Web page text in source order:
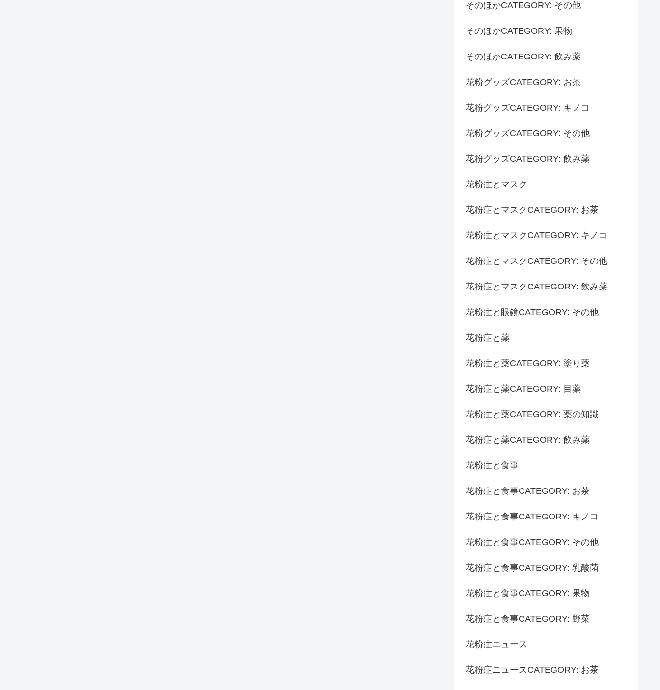
そのほかCATEGORY: その他
そのほかCATEGORY: 果物
そのほかCATEGORY: 飲み薬
花粉グッズCATEGORY: お茶
花粉グッズCATEGORY: キノコ
花粉グッズCATEGORY: その他
花粉グッズCATEGORY: 飲み薬
花粉症とマスク
花粉症とマスクCATEGORY: お茶
花粉症とマスクCATEGORY: キノコ
花粉症とマスクCATEGORY: その他
花粉症とマスクCATEGORY: 飲み薬
花粉症と眼鏡CATEGORY: その他
花粉症と薬
花粉症と薬CATEGORY: 塗り薬
花粉症と薬CATEGORY: 目薬
花粉症と薬CATEGORY: 薬の知識
花粉症と薬CATEGORY: 飲み薬
花粉症と食事
花粉症と食事CATEGORY: お茶
花粉症と食事CATEGORY: キノコ
花粉症と食事CATEGORY: その他
花粉症と食事CATEGORY: 乳酸菌
花粉症と食事CATEGORY: 果物
花粉症と食事CATEGORY: 野菜
花粉症ニュース
花粉症ニュースCATEGORY: お茶